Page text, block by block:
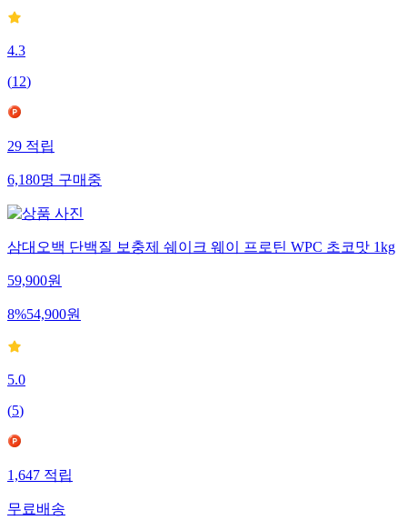
4.3
(12)
29적립
6,180명구매중
삼대오백 단백질 보충제 쉐이크 웨이 프로틴 WPC 초코맛 1kg
59,900원
8%54,900원
5.0
(5)
1,647적립
무료배송